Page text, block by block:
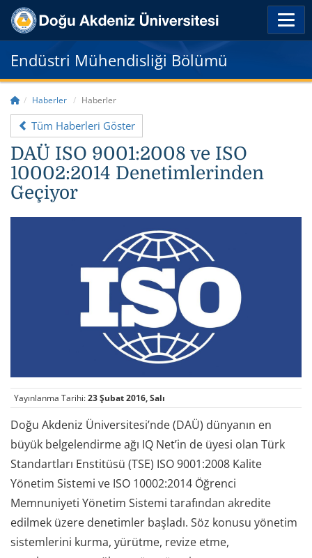
Endüstri Mühendisliği Bölümü
Haberler Haberler
Tüm Haberleri Göster
DAÜ ISO 9001:2008 ve ISO
10002:2014 Denetimlerinden
Geçiyor
Yayınlanma Tarihi:23 Şubat 2016, Salı
Doğu Akdeniz Üniversitesi’nde (DAÜ) dünyanın en
büyük belgelendirme ağı IQ Net’in de üyesi olan Türk
Standartları Enstitüsü (TSE) ISO 9001:2008 Kalite
Yönetim Sistemi ve ISO 10002:2014 Öğrenci
Memnuniyeti Yönetim Sistemi tarafından akredite
edilmek üzere denetimler başladı. Söz konusu yönetim
sistemlerini kurma, yürütme, revize etme,